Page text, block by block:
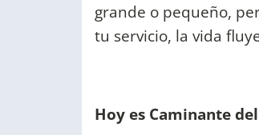
grande o pequeño,
tu servicio, la vida
Hoy es Caminante